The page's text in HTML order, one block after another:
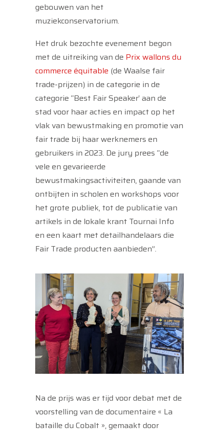
gebouwen van het
muziekconservatorium.
Het druk bezochte evenement begon
met de uitreiking van de Prix wallons du
commerce équitable (de Waalse fair
trade-prijzen) in de categorie in de
categorie “Best Fair Speaker’ aan de
stad voor haar acties en impact op het
vlak van bewustmaking en promotie van
fair trade bij haar werknemers en
gebruikers in 2023. De jury prees “de
vele en gevarieerde
bewustmakingsactiviteiten, gaande van
ontbijten in scholen en workshops voor
het grote publiek, tot de publicatie van
artikels in de lokale krant Tournai Info
en een kaart met detailhandelaars die
Fair Trade producten aanbieden”.
Na de prijs was er tijd voor debat met de
voorstelling van de documentaire « La
bataille du Cobalt », gemaakt door